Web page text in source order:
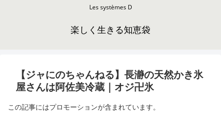
Les systèmes D
楽しく生きる知恵袋
【ジャにのちゃんねる】長瀞の天然かき氷
屋さんは阿佐美冷蔵｜オジ卍氷
この記事にはプロモーションが含まれています。